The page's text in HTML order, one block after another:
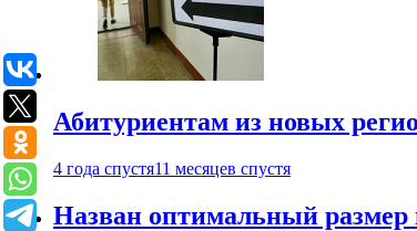
Абитуриентам из новых
4 года спустя11 месяцев спустя
Назван оптимальный размер